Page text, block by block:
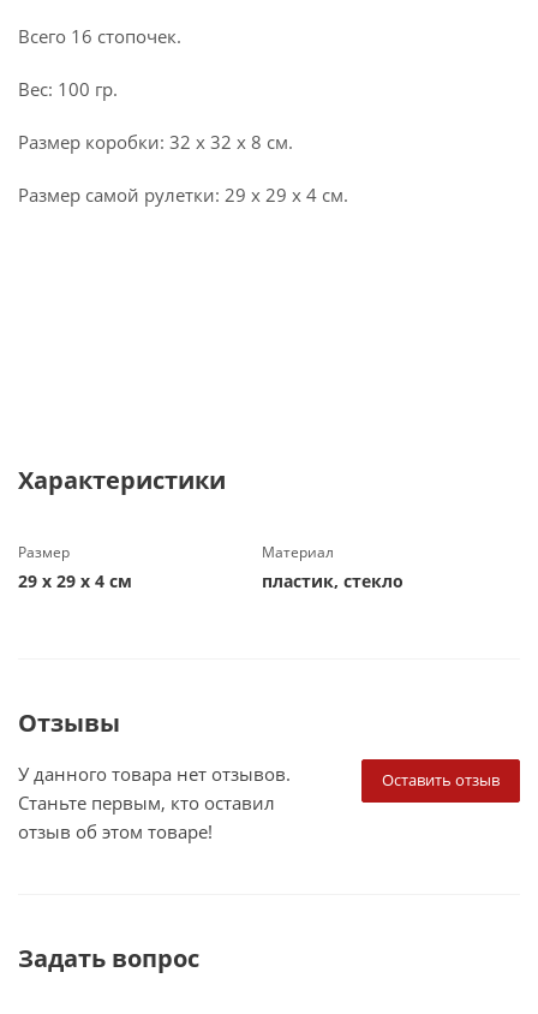
Всего 16 стопочек.
Вес: 100 гр.
Размер коробки: 32 х 32 х 8 см.
Размер самой рулетки: 29 х 29 х 4 см.
Характеристики
Размер
29 х 29 х 4 см
Материал
пластик, стекло
Отзывы
Оставить отзыв
У данного товара нет отзывов.
Станьте первым, кто оставил
отзыв об этом товаре!
Задать вопрос